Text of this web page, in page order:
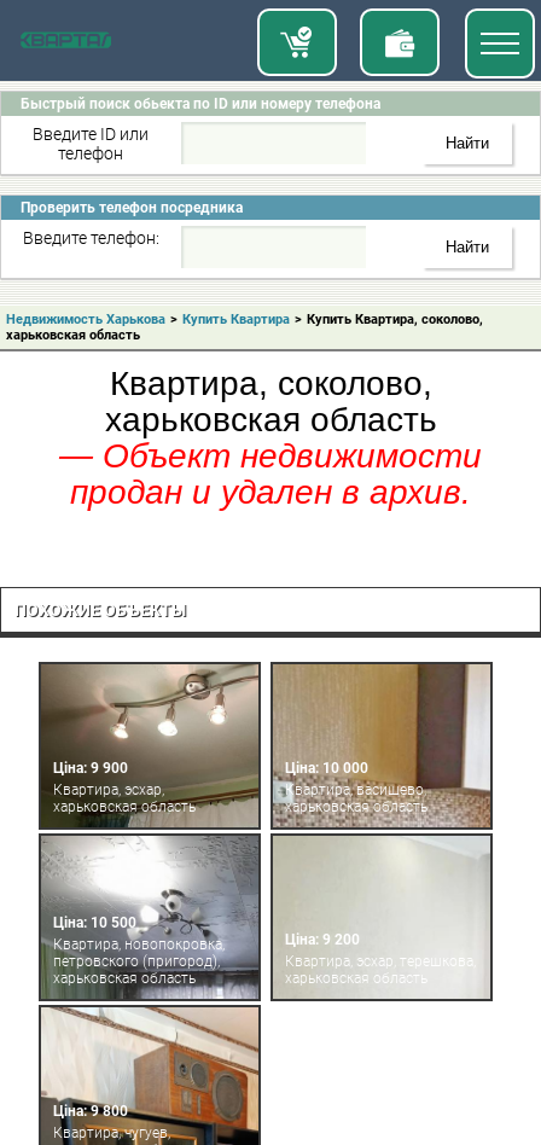
Быстрый поиск обьекта по ID или номеру телефона
Введите ID или
телефон
Проверить телефон посредника
Введите телефон:
Недвижимость Харькова > Купить Квартира > Купить Квартира, соколово,
харьковская область
Квартира, соколово,
харьковская область
— Объект недвижимости
продан и удален в архив.
ПОХОЖИЕ ОБЪЕКТЫ
Ціна: 9 900
Квартира, эсхар,
харьковская область
Ціна: 10 000
Квартира, васищево,
харьковская область
Ціна: 10 500
Квартира, новопокровка,
петровского (пригород),
харьковская область
Ціна: 9 200
Квартира, эсхар, терешкова,
харьковская область
Ціна: 9 800
Квартира, чугуев,